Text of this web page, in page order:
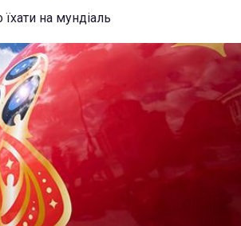
на мундіаль